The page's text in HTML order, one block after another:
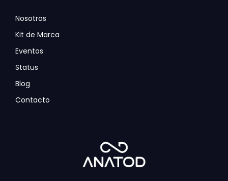
Nosotros
Kit de Marca
Eventos
Status
Blog
Contacto